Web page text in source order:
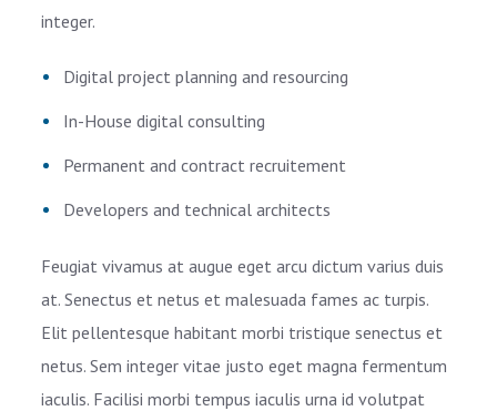
integer.
Digital project planning and resourcing
In-House digital consulting
Permanent and contract recruitement
Developers and technical architects
Feugiat vivamus at augue eget arcu dictum varius duis
at. Senectus et netus et malesuada fames ac turpis.
Elit pellentesque habitant morbi tristique senectus et
netus. Sem integer vitae justo eget magna fermentum
iaculis. Facilisi morbi tempus iaculis urna id volutpat